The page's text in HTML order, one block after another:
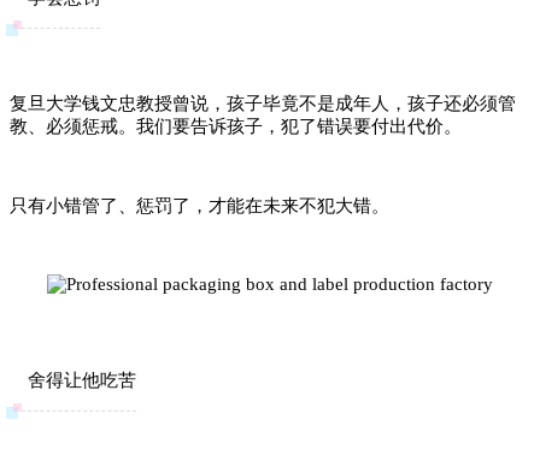
复旦大学钱文忠教授曾说，孩子毕竟不是成年人，孩子还必须管
教、必须惩戒。我们要告诉孩子，犯了错误要付出代价。
只有小错管了、惩罚了，才能在未来不犯大错。
舍得让他吃苦